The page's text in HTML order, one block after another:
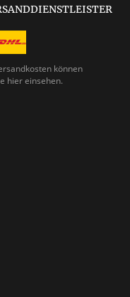
können
hier einsehen.